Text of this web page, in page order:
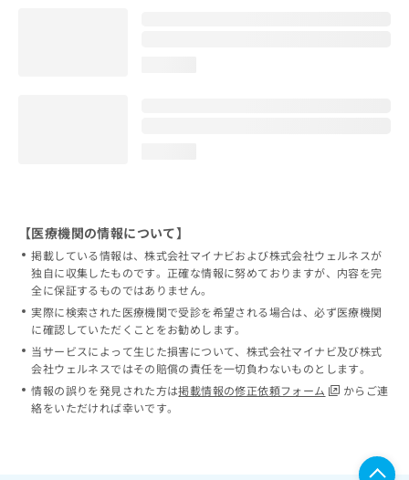
【医療機関の情報について】
掲載している情報は、株式会社マイナビおよび株式会社ウェルネスが
独自に収集したものです。正確な情報に努めておりますが、内容を完
全に保証するものではありません。
実際に検索された医療機関で受診を希望される場合は、必ず医療機関
に確認していただくことをお勧めします。
当サービスによって生じた損害について、株式会社マイナビ及び株式
会社ウェルネスではその賠償の責任を一切負わないものとします。
情報の誤りを発見された方は掲載情報の修正依頼フォーム
からご連
絡をいただければ幸いです。